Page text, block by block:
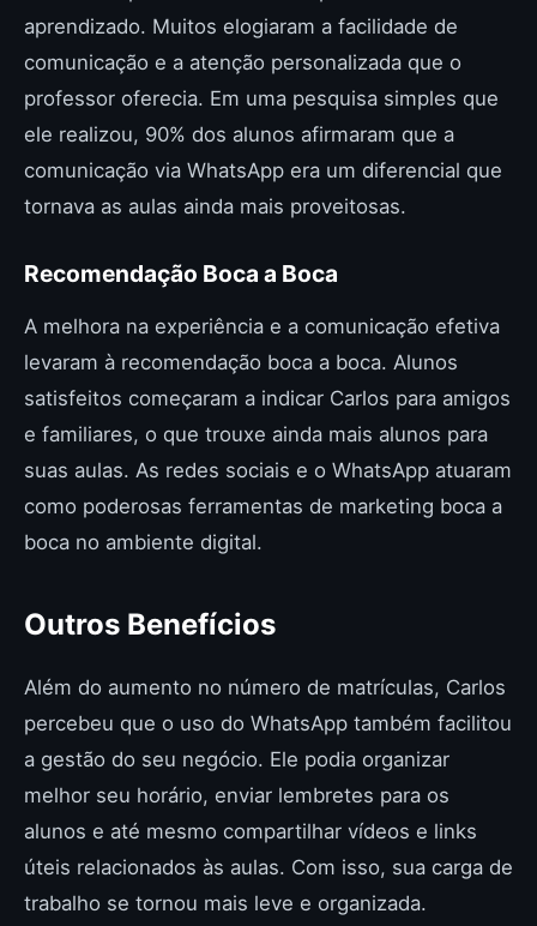
aprendizado. Muitos elogiaram a facilidade de
comunicação e a atenção personalizada que o
professor oferecia. Em uma pesquisa simples que
ele realizou, 90% dos alunos afirmaram que a
comunicação via WhatsApp era um diferencial que
tornava as aulas ainda mais proveitosas.
Recomendação Boca a Boca
A melhora na experiência e a comunicação efetiva
levaram à recomendação boca a boca. Alunos
satisfeitos começaram a indicar Carlos para amigos
e familiares, o que trouxe ainda mais alunos para
suas aulas. As redes sociais e o WhatsApp atuaram
como poderosas ferramentas de marketing boca a
boca no ambiente digital.
Outros Benefícios
Além do aumento no número de matrículas, Carlos
percebeu que o uso do WhatsApp também facilitou
a gestão do seu negócio. Ele podia organizar
melhor seu horário, enviar lembretes para os
alunos e até mesmo compartilhar vídeos e links
úteis relacionados às aulas. Com isso, sua carga de
trabalho se tornou mais leve e organizada.